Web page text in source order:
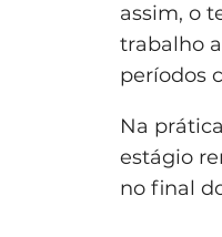
assim, o
trabalho
períodos
Na
estágio
no final